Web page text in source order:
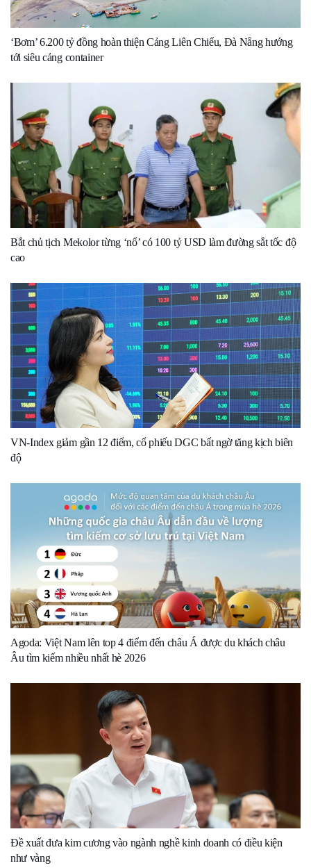
‘Bơm’ 6.200 tỷ đồng hoàn thiện Cảng Liên Chiểu, Đà Nẵng hướng
tới siêu cảng container
Bắt chủ tịch Mekolor từng ‘nổ’ có 100 tỷ USD làm đường sắt tốc độ
cao
VN-Index giảm gần 12 điểm, cổ phiếu DGC bất ngờ tăng kịch biên
độ
Agoda: Việt Nam lên top 4 điểm đến châu Á được du khách châu
Âu tìm kiếm nhiều nhất hè 2026
Đề xuất đưa kim cương vào ngành nghề kinh doanh có điều kiện
như vàng